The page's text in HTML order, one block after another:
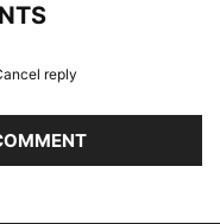
reply